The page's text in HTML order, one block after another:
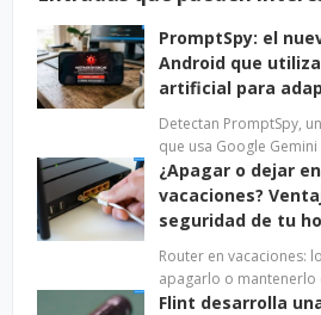
PromptSpy: el
Android que
artificial para
Detectan PromptSpy,
que usa Google
¿Apagar o dejar
vacaciones?
seguridad de tu
Router en vacaciones:
apagarlo o mantenerlo
Flint desarrolla